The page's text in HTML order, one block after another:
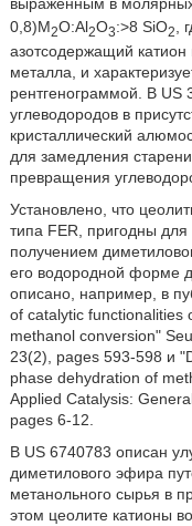
0,8)M2O:Al2O3:>8 SiO2,
азотсодержащий
металла, и
рентгенограммой. В US
углеводородов в
кристаллический
для замедления
превращения
Установлено, что
типа FER, пригодны для
получением
его водородной форме
описано, например, в
of catalytic functionalities
methanol conversion"
23(2), pages 593-598 и
phase dehydration of
Applied Catalysis:
pages 6-12.
В US 6740783 описан
диметилового эфира
метанольного сырья в
этом цеолите катионы